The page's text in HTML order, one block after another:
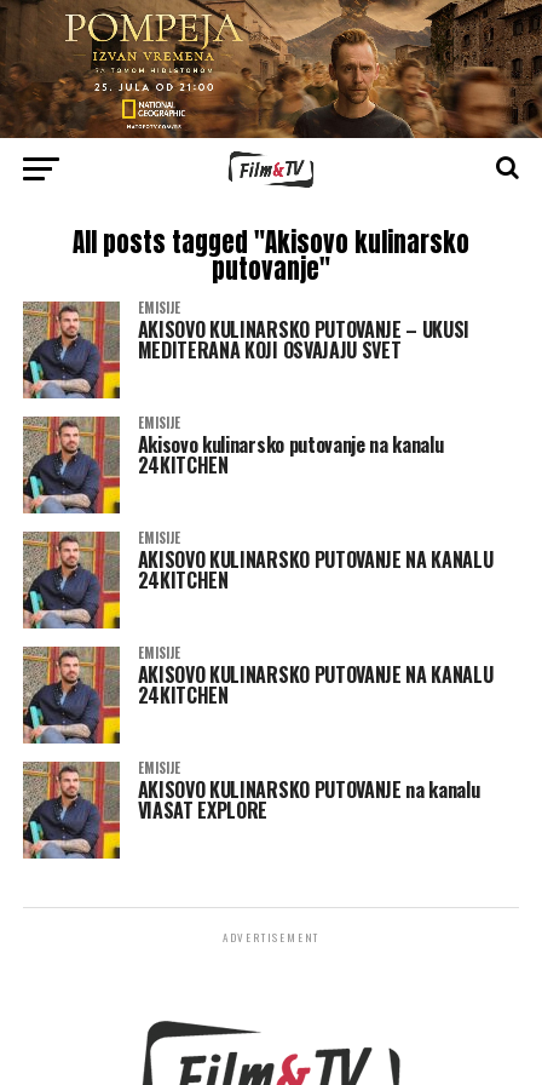
All posts tagged "Akisovo kulinarsko
putovanje"
EMISIJE
AKISOVO KULINARSKO PUTOVANJE – UKUSI
MEDITERANA KOJI OSVAJAJU SVET
EMISIJE
Akisovo kulinarsko putovanje na kanalu
24KITCHEN
EMISIJE
AKISOVO KULINARSKO PUTOVANJE NA KANALU
24KITCHEN
EMISIJE
AKISOVO KULINARSKO PUTOVANJE NA KANALU
24KITCHEN
EMISIJE
AKISOVO KULINARSKO PUTOVANJE na kanalu
VIASAT EXPLORE
ADVERTISEMENT